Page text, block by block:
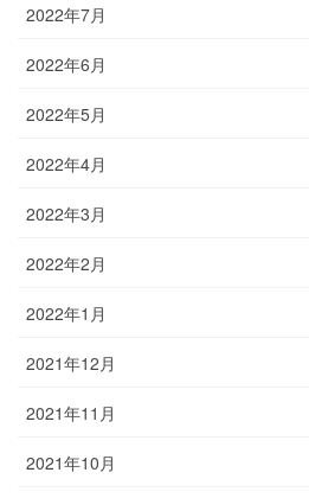
2022年7月
2022年6月
2022年5月
2022年4月
2022年3月
2022年2月
2022年1月
2021年12月
2021年11月
2021年10月